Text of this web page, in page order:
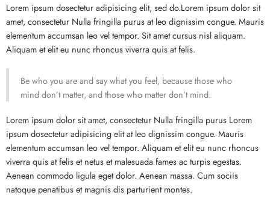
Lorem ipsum dosectetur adipisicing elit, sed do.Lorem ipsum dolor sit
amet, consectetur Nulla fringilla purus at leo dignissim congue. Mauris
elementum accumsan leo vel tempor. Sit amet cursus nisl aliquam.
Aliquam et elit eu nunc rhoncus viverra quis at felis.
Be who you are and say what you feel, because those who
mind don’t matter, and those who matter don’t mind.
Lorem ipsum dolor sit amet, consectetur Nulla fringilla purus Lorem
ipsum dosectetur adipisicing elit at leo dignissim congue. Mauris
elementum accumsan leo vel tempor. Aliquam et elit eu nunc rhoncus
viverra quis at felis et netus et malesuada fames ac turpis egestas.
Aenean commodo ligula eget dolor. Aenean massa. Cum sociis
natoque penatibus et magnis dis parturient montes.